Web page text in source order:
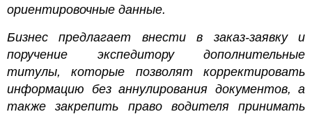
ориентировочные данные.
Бизнес предлагает внести в заказ-заявку и
поручение экспедитору дополнительные
титулы, которые позволят корректировать
информацию без аннулирования документов, а
также закрепить право водителя принимать